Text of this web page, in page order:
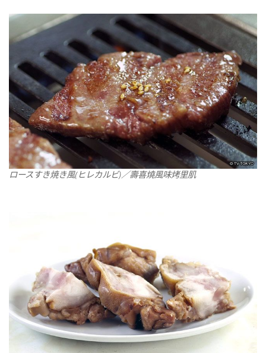
ロースすき焼き風(ヒレカルビ)／壽喜燒風味烤里肌